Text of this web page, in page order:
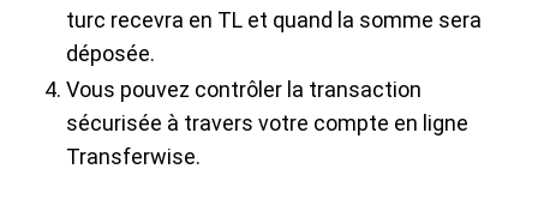
turc recevra en TL et quand la somme sera
déposée.
Vous pouvez contrôler la transaction
sécurisée à travers votre compte en ligne
Transferwise.